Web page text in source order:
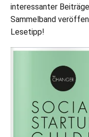
interessanter
Sammelband
Lesetipp!